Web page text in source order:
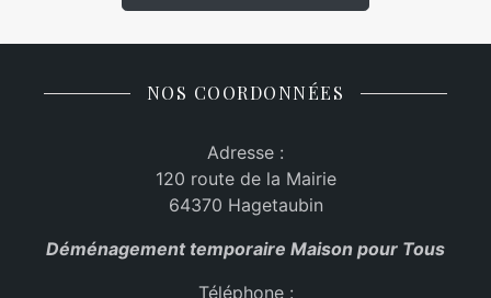
NOS COORDONNÉES
Adresse :
120 route de la Mairie
64370 Hagetaubin
Déménagement temporaire Maison pour Tous
Téléphone :